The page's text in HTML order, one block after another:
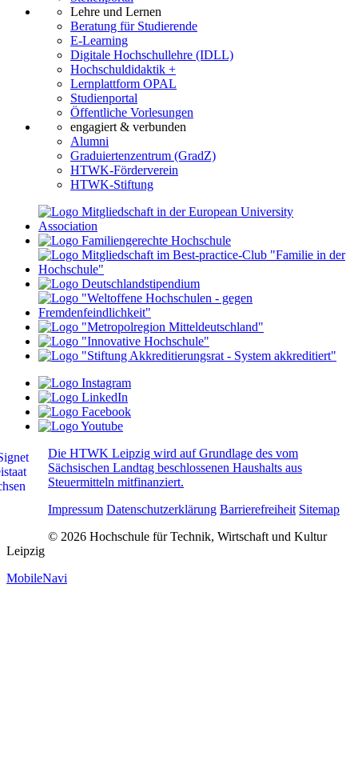
Lehre und Lernen
Beratung für Studierende
E-Learning
Digitale Hochschullehre (IDLL)
Hochschuldidaktik +
Lernplattform OPAL
Studienportal
Öffentliche Vorlesungen
engagiert & verbunden
Alumni
Graduiertenzentrum (GradZ)
HTWK-Förderverein
HTWK-Stiftung
Die HTWK Leipzig wird auf Grundlage des vom
Sächsischen Landtag beschlossenen Haushalts aus
Steuermitteln mitfinanziert.
Impressum Datenschutzerklärung Barrierefreiheit Sitemap
© 2026 Hochschule für Technik, Wirtschaft und Kultur
Leipzig
MobileNavi